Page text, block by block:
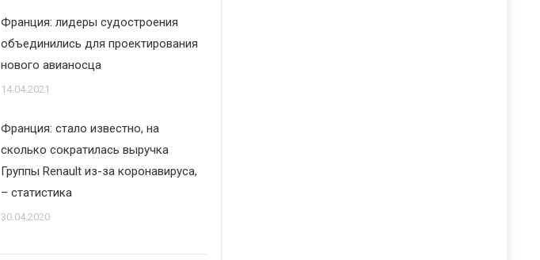
Франция: лидеры судостроения
объединились для проектирования
нового авианосца
14.04.2021
Франция: стало известно, на
сколько сократилась выручка
Группы Renault из-за коронавируса,
– статистика
30.04.2020